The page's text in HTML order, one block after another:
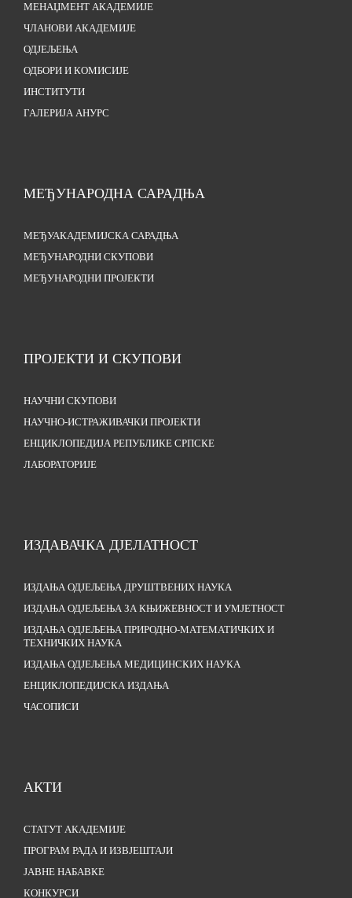
МЕНАЏМЕНТ АКАДЕМИЈЕ
ЧЛАНОВИ АКАДЕМИЈЕ
ОДЈЕЉЕЊА
ОДБОРИ И КОМИСИЈЕ
ИНСТИТУТИ
ГАЛЕРИЈА АНУРС
МЕЂУНАРОДНА САРАДЊА
МЕЂУАКАДЕМИЈСКА САРАДЊА
МЕЂУНАРОДНИ СКУПОВИ
МЕЂУНАРОДНИ ПРОЈЕКТИ
ПРОЈЕКТИ И СКУПОВИ
НАУЧНИ СКУПОВИ
НАУЧНО-ИСТРАЖИВАЧКИ ПРОЈЕКТИ
ЕНЦИКЛОПЕДИЈА РЕПУБЛИКЕ СРПСКЕ
ЛАБОРАТОРИЈЕ
ИЗДАВАЧКА ДЈЕЛАТНОСТ
ИЗДАЊА ОДЈЕЉЕЊА ДРУШТВЕНИХ НАУКА
ИЗДАЊА ОДЈЕЉЕЊА ЗА КЊИЖЕВНОСТ И УМЈЕТНОСТ
ИЗДАЊА ОДЈЕЉЕЊА ПРИРОДНО-МАТЕМАТИЧКИХ И
ТЕХНИЧКИХ НАУКА
ИЗДАЊА ОДЈЕЉЕЊА МЕДИЦИНСКИХ НАУКА
ЕНЦИКЛОПЕДИЈСКА ИЗДАЊА
ЧАСОПИСИ
АКТИ
СТАТУТ АКАДЕМИЈЕ
ПРОГРАМ РАДА И ИЗВЈЕШТАЈИ
ЈАВНЕ НАБАВКЕ
КОНКУРСИ